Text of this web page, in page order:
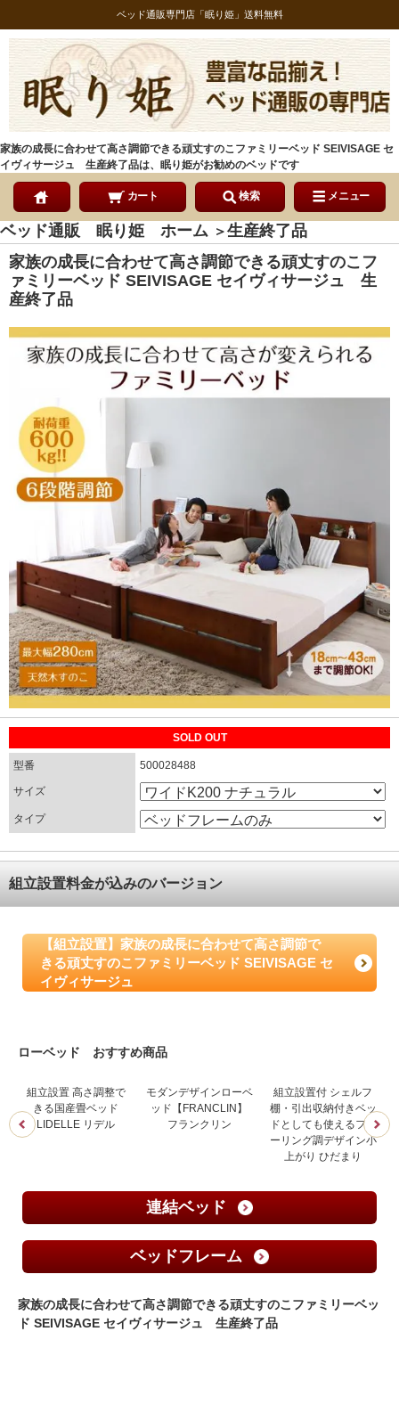
ベッド通販専門店「眠り姫」送料無料
家族の成長に合わせて高さ調節できる頑丈すのこファミリーベッド SEIVISAGE セ
イヴィサージュ 生産終了品は、眠り姫がお勧めのベッドです
カート 検索 メニュー
ベッド通販 眠り姫 ホーム ＞生産終了品
家族の成長に合わせて高さ調節できる頑丈すのこフ
ァミリーベッド SEIVISAGE セイヴィサージュ 生
産終了品
SOLD OUT
型番 500028488
サイズ
タイプ
組立設置料金が込みのバージョン
【組立設置】家族の成長に合わせて高さ調節で
きる頑丈すのこファミリーベッド SEIVISAGE セ
イヴィサージュ
ローベッド おすすめ商品
組立設置 高さ調整で
きる国産畳ベッド
LIDELLE リデル
モダンデザインローベ
ッド【FRANCLIN】
フランクリン
組立設置付 シェルフ
棚・引出収納付きベッ
ドとしても使えるフロ
ーリング調デザイン小
上がり ひだまり
連結ベッド
ベッドフレーム
家族の成長に合わせて高さ調節できる頑丈すのこファミリーベッ
ド SEIVISAGE セイヴィサージュ 生産終了品